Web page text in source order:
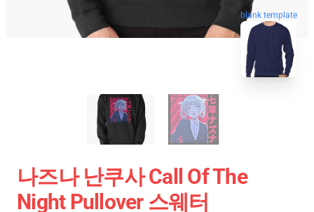
blank template
나즈나 난쿠사 Call Of The
Night Pullover 스웨터